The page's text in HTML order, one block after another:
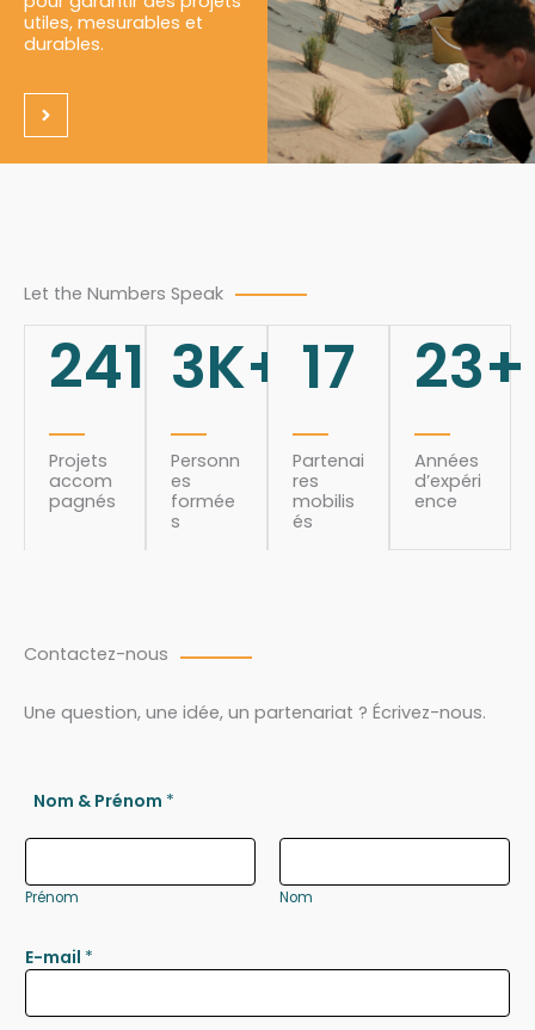
Let the Numbers Speak
utiles, mesurables et
durables.
241
Projets
accom
pagnés
3K+
Personn
es
formée
s
17
Partenai
res
mobilis
és
23+
Années
d’expéri
ence
Contactez-nous
Une question, une idée, un partenariat ? Écrivez-nous.
Nom & Prénom *
Prénom Nom
E-mail *